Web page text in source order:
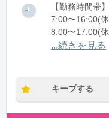
【勤務時間帯
7:00〜16:00(
8:00〜17:00(
12:00〜21:00(
...続きを見る
キープする